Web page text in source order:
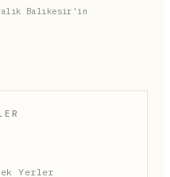
Balıkesir'in
Yerler